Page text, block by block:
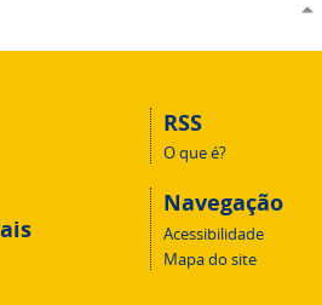
RSS
O que é?
Navegação
Acessibilidade
Mapa do site